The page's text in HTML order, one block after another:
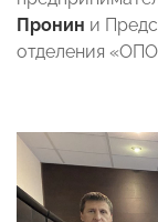
Пронин и
отделения